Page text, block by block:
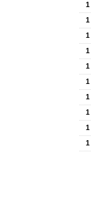
1
1
1
1
1
1
1
1
1
1